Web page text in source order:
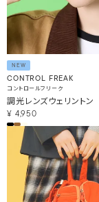
NEW
CONTROL FREAK
コントロールフリーク
調光レンズウェリントン
¥ 4,950